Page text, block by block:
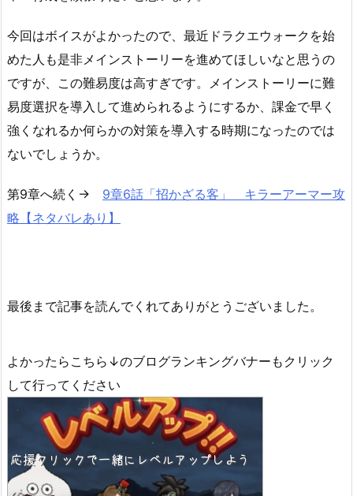
今回はボイスがよかったので、最近ドラクエウォークを始
めた人も是非メインストーリーを進めてほしいなと思うの
ですが、この難易度は高すぎです。メインストーリーに難
易度選択を導入して進められるようにするか、課金で早く
強くなれるか何らかの対策を導入する時期になったのでは
ないでしょうか。
第9章へ続く→ 9章6話「招かざる客」 キラーアーマー攻
略【ネタバレあり】
最後まで記事を読んでくれてありがとうございました。
よかったらこちら↓のブログランキングバナーもクリック
して行ってください